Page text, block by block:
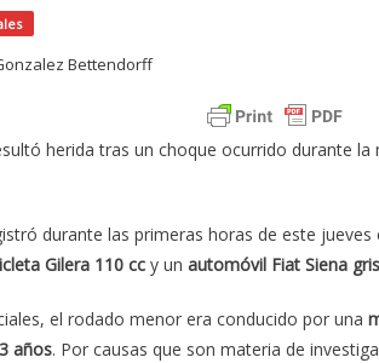
Bettendorff
herida tras un choque ocurrido durante la
durante las primeras horas de este jueves
Gilera 110 cc y un automóvil Fiat Siena gris
el rodado menor era conducido por una
años. Por causas que son materia de